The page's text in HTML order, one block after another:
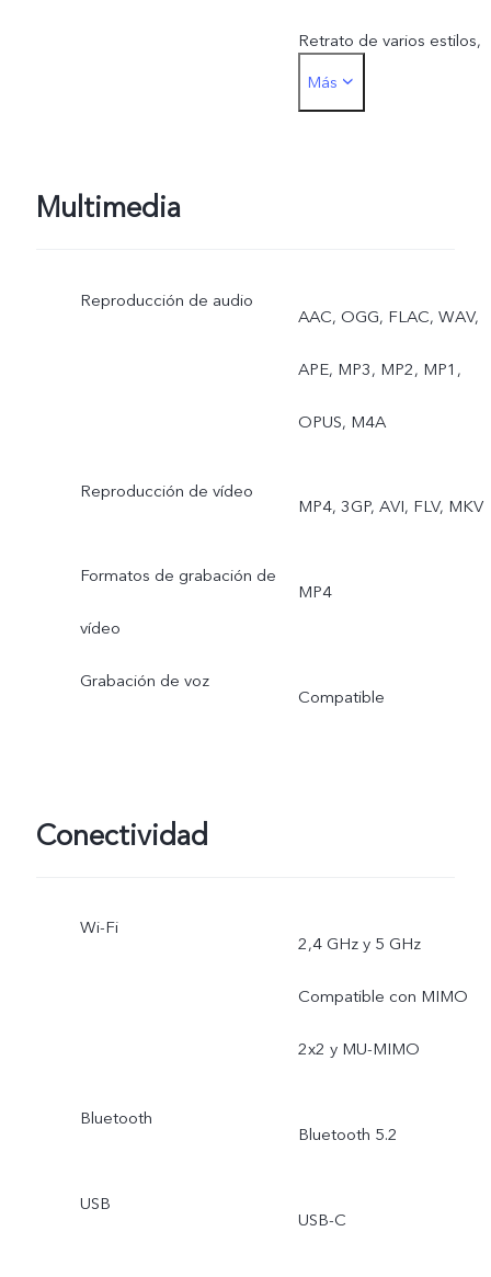
Retrato de varios estilos,
Doble exposición, Modo
Trasera: Enfoque
Stickers de realidad
aumentada, Cámara
Cámara rápida, Vídeo de
exposición, Documentos,
Más
Multimedia
Reproducción de audio
AAC, OGG, FLAC, WAV,
APE, MP3, MP2, MP1,
OPUS, M4A
Reproducción de vídeo
MP4, 3GP, AVI, FLV, MKV
Formatos de grabación de
vídeo
MP4
Grabación de voz
Compatible
Conectividad
Wi-Fi
2,4 GHz y 5 GHz
Compatible con MIMO
2x2 y MU-MIMO
Bluetooth
Bluetooth 5.2
USB
USB-C